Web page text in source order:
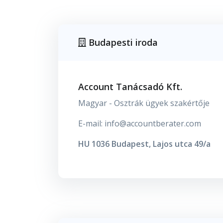
Budapesti iroda
Account Tanácsadó Kft.
Magyar - Osztrák ügyek szakértője
E-mail: info@accountberater.com
HU 1036 Budapest, Lajos utca 49/a